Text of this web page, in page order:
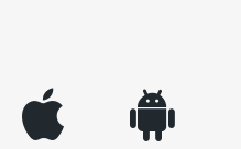
appleinc android